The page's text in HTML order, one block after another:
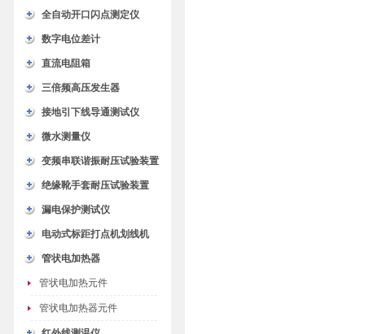
全自动开口闪点测定仪
数字电位差计
直流电阻箱
三倍频高压发生器
接地引下线导通测试仪
微水测量仪
变频串联谐振耐压试验装置
绝缘靴手套耐压试验装置
漏电保护测试仪
电动式标距打点机划线机
管状电加热器
管状电加热元件
管状电加热器元件